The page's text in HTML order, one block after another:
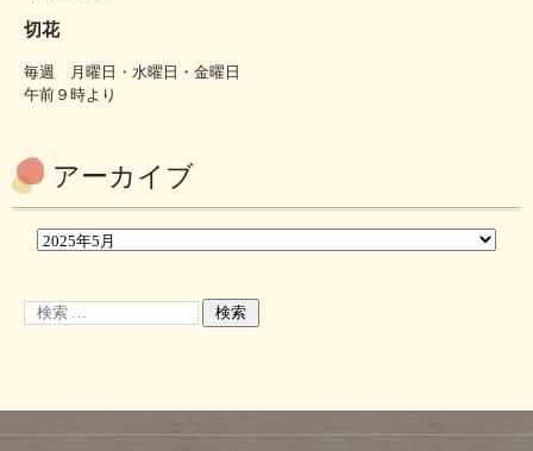
切花
毎週 月曜日・水曜日・金曜日
午前９時より
アーカイブ